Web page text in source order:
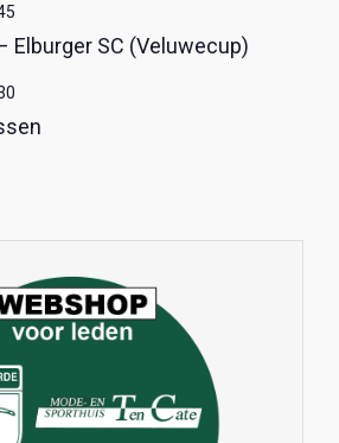
– Elburger SC (Veluwecup)